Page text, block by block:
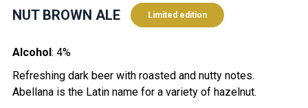
NUT BROWN ALE Limited edition
Alcohol: 4%
Refreshing dark beer with roasted and nutty notes.
Abellana is the Latin name for a variety of hazelnut.